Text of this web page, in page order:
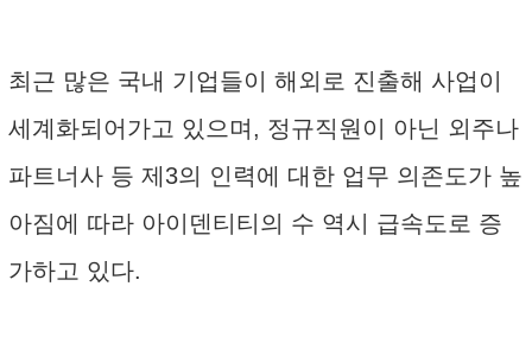
최근 많은 국내 기업들이 해외로 진출해 사업이
세계화되어가고 있으며, 정규직원이 아닌 외주나
파트너사 등 제3의 인력에 대한 업무 의존도가 높
아짐에 따라 아이덴티티의 수 역시 급속도로 증
가하고 있다.